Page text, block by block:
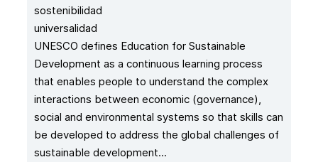
sostenibilidad
universalidad
UNESCO defines Education for Sustainable
Development as a continuous learning process
that enables people to understand the complex
interactions between economic (governance),
social and environmental systems so that skills can
be developed to address the global challenges of
sustainable development...